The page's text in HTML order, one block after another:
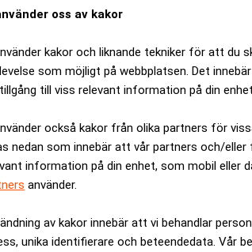
oss av kakor
kakor och liknande tekniker för att du
som möjligt på webbplatsen. Det
till viss relevant information på din
också kakor från olika partners för
nedan som innebär att vår partners och/eller
information på din enhet, som mobil eller
använder.
av kakor innebär att vi behandlar
unika identifierare och beteendedata. Vår
Nasdaq Stockholms huvudlista under
ANNONS